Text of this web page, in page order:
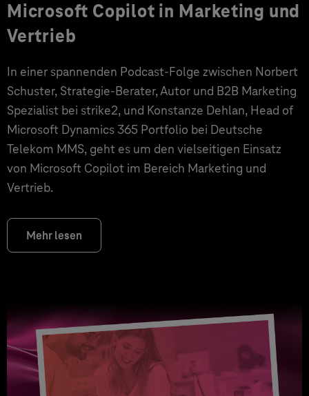
Microsoft Copilot in Marketing und
Vertrieb
In einer spannenden Podcast-Folge zwischen Norbert
Schuster, Strategie-Berater, Autor und B2B Marketing
Spezialist bei strike2, und Konstanze Dehlan, Head of
Microsoft Dynamics 365 Portfolio bei Deutsche
Telekom MMS, geht es um den vielseitigen Einsatz
von Microsoft Copilot im Bereich Marketing und
Vertrieb.
Mehr lesen